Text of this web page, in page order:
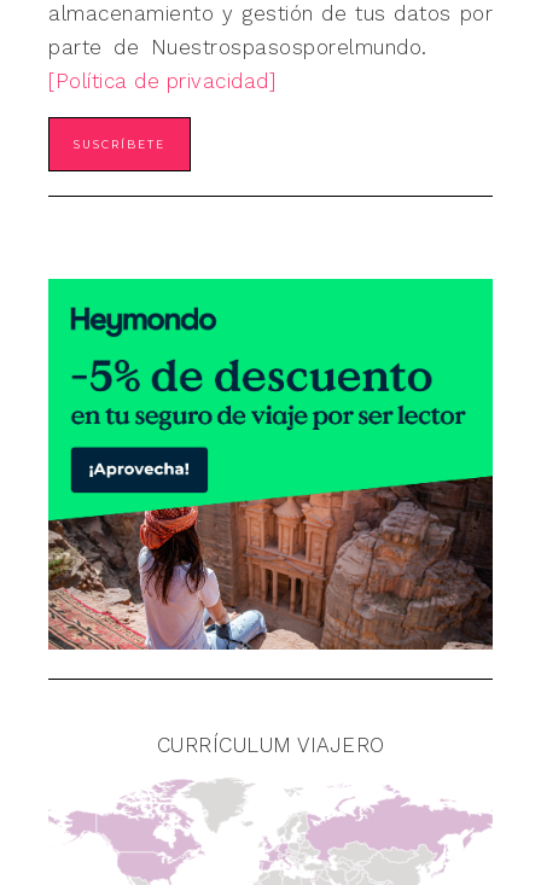
almacenamiento y gestión de tus datos por
parte de Nuestrospasosporelmundo.
[Política de privacidad]
CURRÍCULUM VIAJERO